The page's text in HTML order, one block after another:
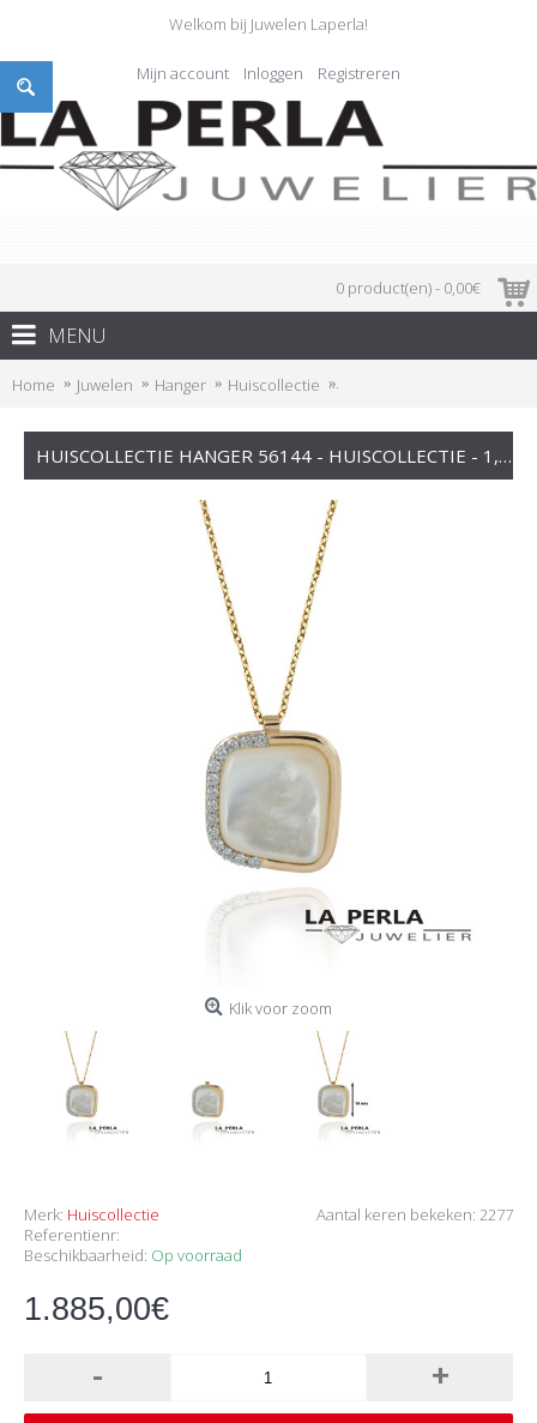
Welkom bij Juwelen Laperla!
Mijn account Inloggen Registreren
0 product(en) - 0,00€
MENU
Home Juwelen Hanger Huiscollectie
HUISCOLLECTIE HANGER 56144 - HUISCOLLECTIE - 1,885.00€ BIJ WWW.JUWELIERLAPERLA.BE
Klik voor zoom
Aantal keren bekeken: 2277
Merk: Huiscollectie
Referentienr:
Beschikbaarheid: Op voorraad
1.885,00€
- +